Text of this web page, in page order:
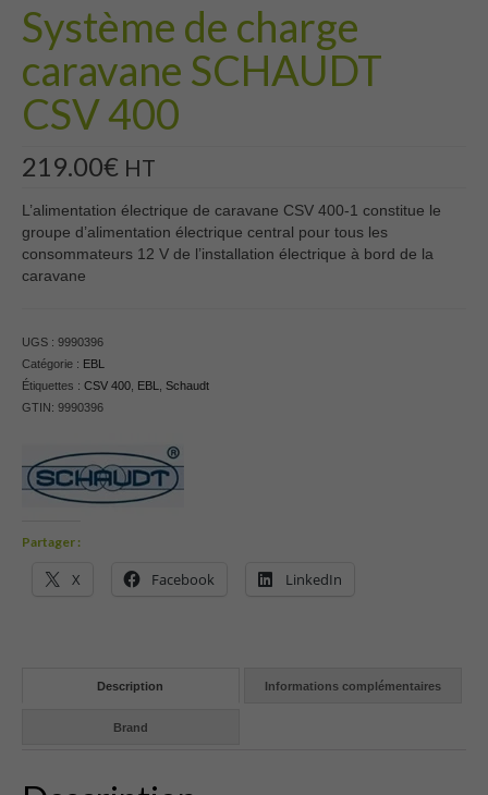
Système de charge
caravane SCHAUDT
CSV 400
219.00€ HT
L’alimentation électrique de caravane CSV 400-1 constitue le
groupe d’alimentation électrique central pour tous les
consommateurs 12 V de l’installation électrique à bord de la
caravane
UGS : 9990396
Catégorie : EBL
Étiquettes : CSV 400 EBL
Schaudt
GTIN: 9990396
Partager :
X Facebook LinkedIn
Description Informations complémentaires
Brand